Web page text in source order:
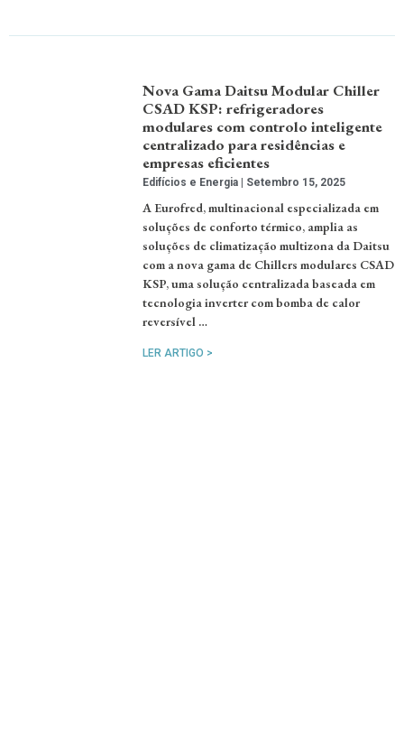
Nova Gama Daitsu Modular Chiller
CSAD KSP: refrigeradores
modulares com controlo inteligente
centralizado para residências e
empresas eficientes
Edifícios e Energia Setembro 15, 2025
A Eurofred, multinacional especializada em
soluções de conforto térmico, amplia as
soluções de climatização multizona da Daitsu
com a nova gama de Chillers modulares CSAD
KSP, uma solução centralizada baseada em
tecnologia inverter com bomba de calor
reversível …
LER ARTIGO >